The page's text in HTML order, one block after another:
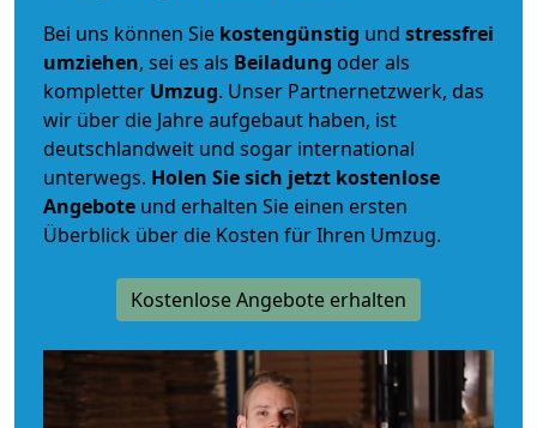
Bei uns können Sie kostengünstig und stressfrei
umziehen, sei es als Beiladung oder als
kompletter Umzug. Unser Partnernetzwerk, das
wir über die Jahre aufgebaut haben, ist
deutschlandweit und sogar international
unterwegs. Holen Sie sich jetzt kostenlose
Angebote und erhalten Sie einen ersten
Überblick über die Kosten für Ihren Umzug.
Kostenlose Angebote erhalten